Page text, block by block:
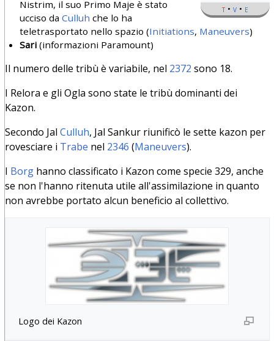
t v e
Nistrim, il suo Primo Maje è stato
ucciso daCulluh che lo ha
teletrasportato nello spazio (Initiations, Maneuvers)
Sari (informazioni Paramount)
Il numero delle tribù è variabile, nel 2372 sono 18.
I Relora e gli Ogla sono state le tribù dominanti dei
Kazon.
Secondo Jal Culluh, Jal Sankur riunificò le sette kazon per
rovesciare i Trabe nel 2346 (Maneuvers).
I Borghanno classificato i Kazon come specie 329, anche
se non l'hanno ritenuta utile all'assimilazione in quanto
non avrebbe portato alcun beneficio al collettivo.
Logo dei Kazon